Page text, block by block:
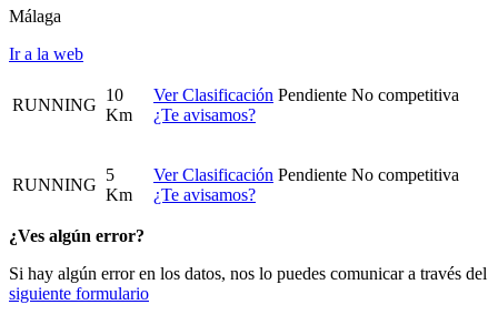
Málaga
Ir a la web
RUNNING
10
Km
Ver Clasificación Pendiente No competitiva
¿Te avisamos?
RUNNING
5
Km
Ver Clasificación Pendiente No competitiva
¿Te avisamos?
¿Ves algún error?
Si hay algún error en los datos, nos lo puedes comunicar a través del
siguiente formulario